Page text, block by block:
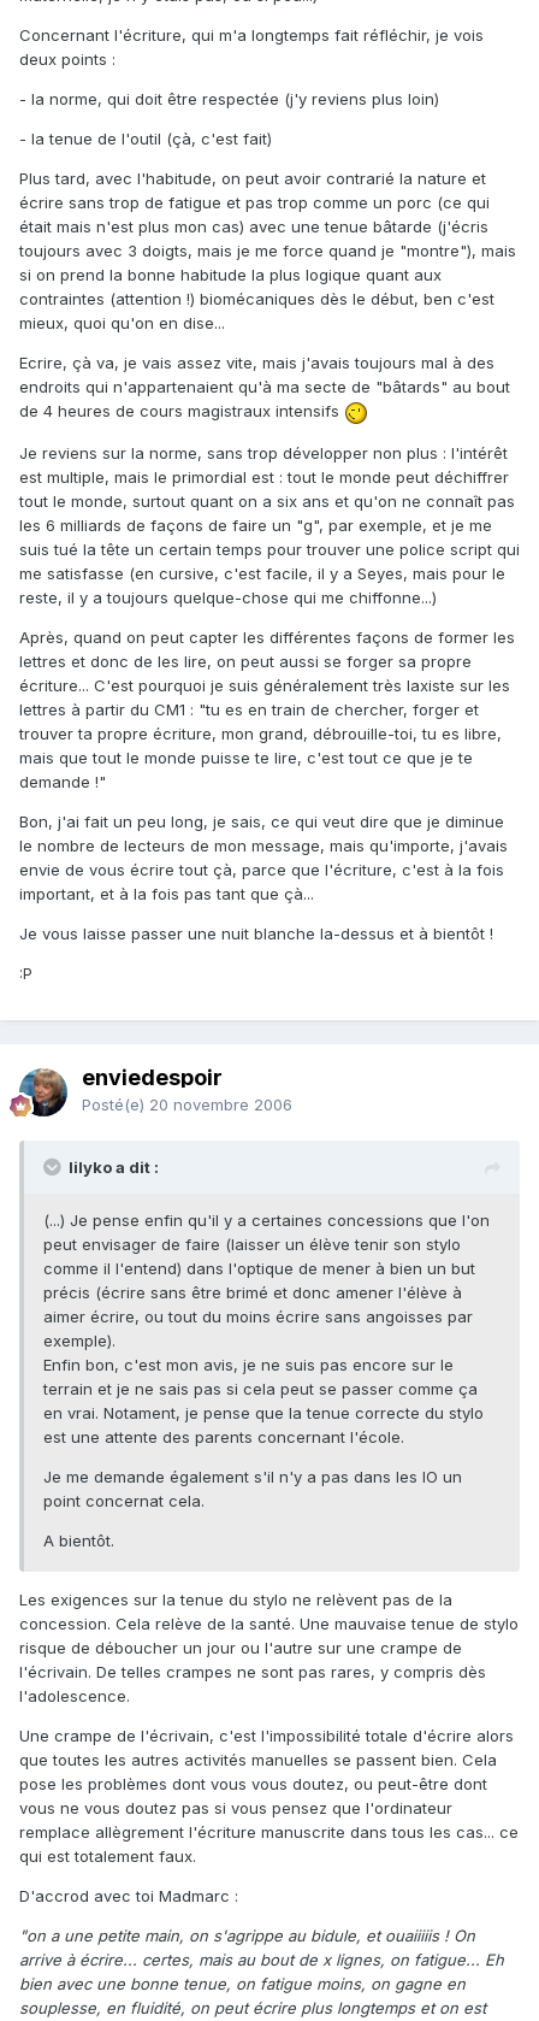
Concernant l'écriture, qui m'a longtemps fait réfléchir, je vois
deux points :
- la norme, qui doit être respectée (j'y reviens plus loin)
- la tenue de l'outil (çà, c'est fait)
Plus tard, avec l'habitude, on peut avoir contrarié la nature et
écrire sans trop de fatigue et pas trop comme un porc (ce qui
était mais n'est plus mon cas) avec une tenue bâtarde (j'écris
toujours avec 3 doigts, mais je me force quand je "montre"), mais
si on prend la bonne habitude la plus logique quant aux
contraintes (attention !) biomécaniques dès le début, ben c'est
mieux, quoi qu'on en dise...
Ecrire, çà va, je vais assez vite, mais j'avais toujours mal à des
endroits qui n'appartenaient qu'à ma secte de "bâtards" au bout
de 4 heures de cours magistraux intensifs
Je reviens sur la norme, sans trop développer non plus : l'intérêt
est multiple, mais le primordial est : tout le monde peut déchiffrer
tout le monde, surtout quant on a six ans et qu'on ne connaît pas
les 6 milliards de façons de faire un "g", par exemple, et je me
suis tué la tête un certain temps pour trouver une police script qui
me satisfasse (en cursive, c'est facile, il y a Seyes, mais pour le
reste, il y a toujours quelque-chose qui me chiffonne...)
Après, quand on peut capter les différentes façons de former les
lettres et donc de les lire, on peut aussi se forger sa propre
écriture... C'est pourquoi je suis généralement très laxiste sur les
lettres à partir du CM1 : "tu es en train de chercher, forger et
trouver ta propre écriture, mon grand, débrouille-toi, tu es libre,
mais que tout le monde puisse te lire, c'est tout ce que je te
demande !"
Bon, j'ai fait un peu long, je sais, ce qui veut dire que je diminue
le nombre de lecteurs de mon message, mais qu'importe, j'avais
envie de vous écrire tout çà, parce que l'écriture, c'est à la fois
important, et à la fois pas tant que çà...
Je vous laisse passer une nuit blanche la-dessus et à bientôt !
:P
enviedespoir
Posté(e) 20 novembre 2006
lilyko a dit :
(...) Je pense enfin qu'il y a certaines concessions que l'on
peut envisager de faire (laisser un élève tenir son stylo
comme il l'entend) dans l'optique de mener à bien un but
précis (écrire sans être brimé et donc amener l'élève à
aimer écrire, ou tout du moins écrire sans angoisses par
exemple).
Enfin bon, c'est mon avis, je ne suis pas encore sur le
terrain et je ne sais pas si cela peut se passer comme ça
en vrai. Notament, je pense que la tenue correcte du stylo
est une attente des parents concernant l'école.
Je me demande également s'il n'y a pas dans les IO un
point concernat cela.
A bientôt.
Les exigences sur la tenue du stylo ne relèvent pas de la
concession. Cela relève de la santé. Une mauvaise tenue de stylo
risque de déboucher un jour ou l'autre sur une crampe de
l'écrivain. De telles crampes ne sont pas rares, y compris dès
l'adolescence.
Une crampe de l'écrivain, c'est l'impossibilité totale d'écrire alors
que toutes les autres activités manuelles se passent bien. Cela
pose les problèmes dont vous vous doutez, ou peut-être dont
vous ne vous doutez pas si vous pensez que l'ordinateur
remplace allègrement l'écriture manuscrite dans tous les cas... ce
qui est totalement faux.
D'accrod avec toi Madmarc :
"on a une petite main, on s'agrippe au bidule, et ouaiiiiis ! On
arrive à écrire... certes, mais au bout de x lignes, on fatigue... Eh
bien avec une bonne tenue, on fatigue moins, on gagne en
souplesse, en fluidité, on peut écrire plus longtemps et on est